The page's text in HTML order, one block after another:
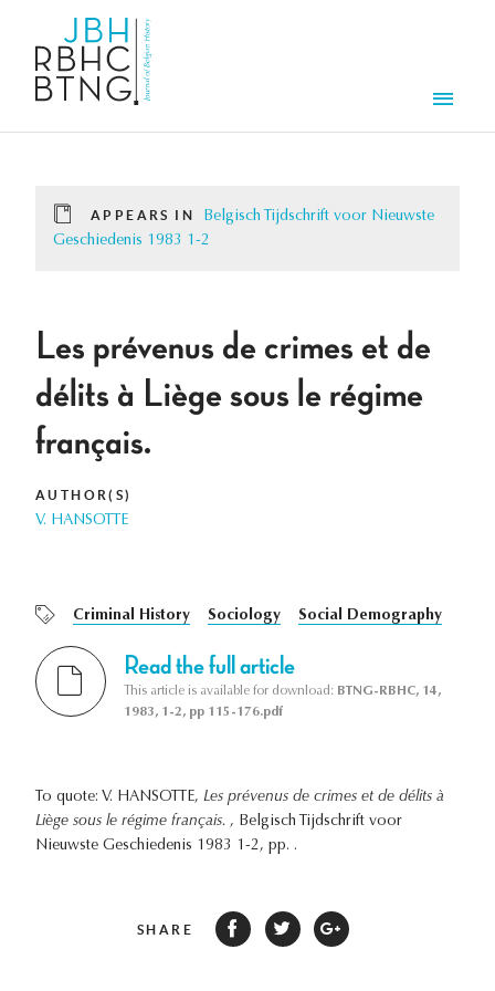
APPEARS IN
Belgisch Tijdschrift voor Nieuwste
Geschiedenis 1983 1-2
Les prévenus de crimes et de
délits à Liège sous le régime
français.
AUTHOR(S)
V. HANSOTTE
Criminal History Sociology Social Demography
Read the full article
This article is available for download: BTNG-RBHC, 14,
1983, 1-2, pp 115-176.pdf
To quote: V. HANSOTTE, Les prévenus de crimes et de délits à
Liège sous le régime français. , Belgisch Tijdschrift voor
Nieuwste Geschiedenis 1983 1-2, pp. .
SHARE